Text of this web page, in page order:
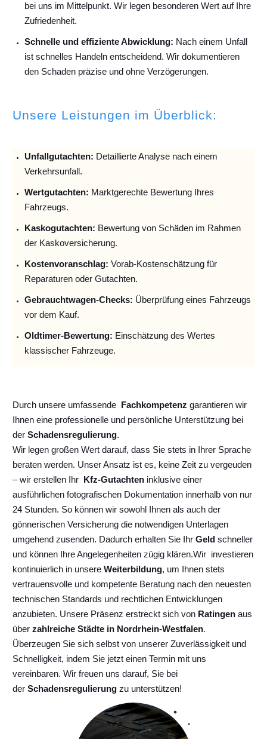
bei uns im Mittelpunkt. Wir legen besonderen Wert auf Ihre
Zufriedenheit.
Schnelle und effiziente Abwicklung: Nach einem Unfall
ist schnelles Handeln entscheidend. Wir dokumentieren
den Schaden präzise und ohne Verzögerungen.
Unsere Leistungen im Überblick:
Unfallgutachten: Detaillierte Analyse nach einem
Verkehrsunfall.
Wertgutachten: Marktgerechte Bewertung Ihres
Fahrzeugs.
Kaskogutachten: Bewertung von Schäden im Rahmen
der Kaskoversicherung.
Kostenvoranschlag: Vorab-Kostenschätzung für
Reparaturen oder Gutachten.
Gebrauchtwagen-Checks: Überprüfung eines Fahrzeugs
vor dem Kauf.
Oldtimer-Bewertung: Einschätzung des Wertes
klassischer Fahrzeuge.
Durch unsere umfassende Fachkompetenz garantieren wir
Ihnen eine professionelle und persönliche Unterstützung bei
der Schadensregulierung.
Wir legen großen Wert darauf, dass Sie stets in Ihrer Sprache
beraten werden. Unser Ansatz ist es, keine Zeit zu vergeuden
– wir erstellen Ihr Kfz-Gutachten inklusive einer
ausführlichen fotografischen Dokumentation innerhalb von nur
24 Stunden. So können wir sowohl Ihnen als auch der
gönnerischen Versicherung die notwendigen Unterlagen
umgehend zusenden. Dadurch erhalten Sie Ihr Geld schneller
und können Ihre Angelegenheiten zügig klären.Wir investieren
kontinuierlich in unsere Weiterbildung, um Ihnen stets
vertrauensvolle und kompetente Beratung nach den neuesten
technischen Standards und rechtlichen Entwicklungen
anzubieten. Unsere Präsenz erstreckt sich von Ratingen aus
über zahlreiche Städte in Nordrhein-Westfalen.
Überzeugen Sie sich selbst von unserer Zuverlässigkeit und
Schnelligkeit, indem Sie jetzt einen Termin mit uns
vereinbaren. Wir freuen uns darauf, Sie bei
der Schadensregulierung zu unterstützen!